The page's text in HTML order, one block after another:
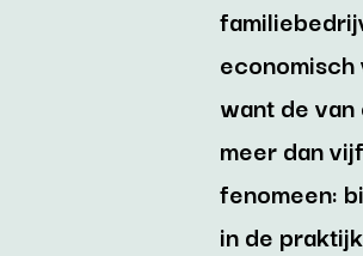
economisch
want de
meer dan
fenomeen:
in de